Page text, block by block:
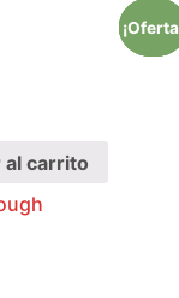
al carrito